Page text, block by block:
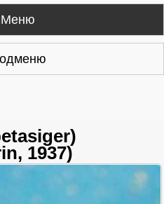
1937)